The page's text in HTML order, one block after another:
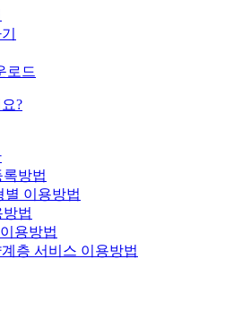
로드
?
방법
별 이용방법
법
용방법
층 서비스 이용방법